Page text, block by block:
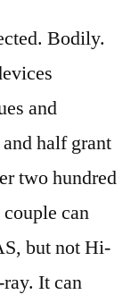
Bodily.
and
half grant
two hundred
can
but not Hi-
It can